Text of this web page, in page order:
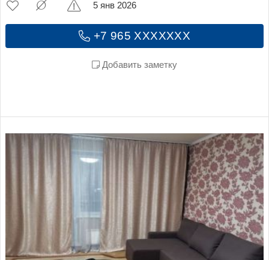
+7 965 XXXXXXX
Добавить заметку
5 янв 2026